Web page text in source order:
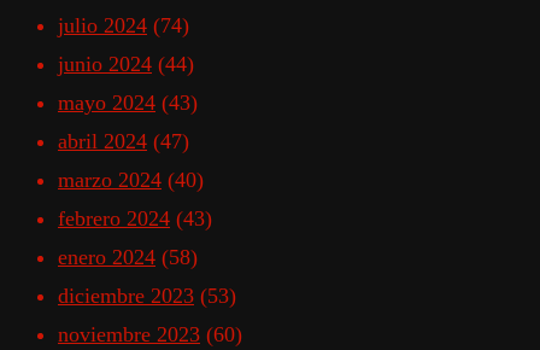
julio 2024 (74)
junio 2024 (44)
mayo 2024 (43)
abril 2024 (47)
marzo 2024 (40)
febrero 2024 (43)
enero 2024 (58)
diciembre 2023 (53)
noviembre 2023 (60)